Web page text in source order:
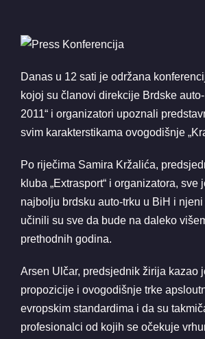
Danas u 12 sati je održana
kojoj su članovi direkcije Brdske auto-
2011“ i organizatori upoznali
svim karakterstikama ovogodišnje
Po riječima Samira Kržalića,
kluba „Extrasport“ i organizatora, sve
najbolju brdsku auto-trku u BiH i
učinili su sve da bude na daleko
prethodnih godina.
Arsen Ulčar, predsjednik žirija kazao
propozicije i ovogodišnje trke
evropskim standardima i da su
profesionalci od kojih se očekuje